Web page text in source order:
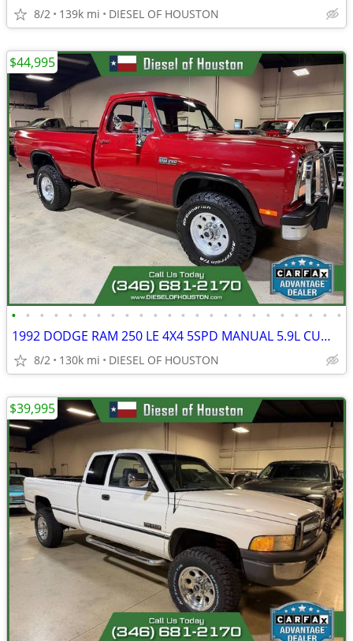
8/2 139k mi DIESEL OF HOUSTON
• • • • • • • • • • • • • • • • • • • • • • • •
1992 DODGE RAM 250 LE 4X4 5SPD MANUAL 5.9L CUMMINS 12V DIESEL
8/2 130k mi DIESEL OF HOUSTON
$44,995
$39,995